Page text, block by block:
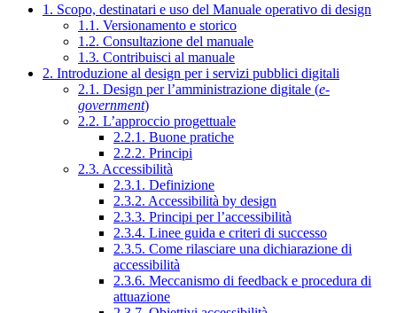
1. Scopo, destinatari e uso del Manuale operativo di design
1.1. Versionamento e storico
1.2. Consultazione del manuale
1.3. Contribuisci al manuale
2. Introduzione al design per i servizi pubblici digitali
2.1. Design per l’amministrazione digitale (e-
government)
2.2. L’approccio progettuale
2.2.1. Buone pratiche
2.2.2. Principi
2.3. Accessibilità
2.3.1. Definizione
2.3.2. Accessibilità by design
2.3.3. Principi per l’accessibilità
2.3.4. Linee guida e criteri di successo
2.3.5. Come rilasciare una dichiarazione di
accessibilità
2.3.6. Meccanismo di feedback e procedura di
attuazione